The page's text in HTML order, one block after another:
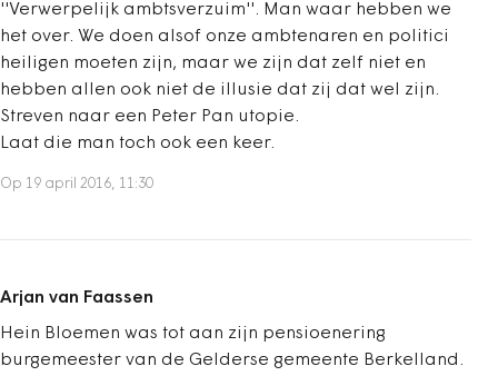
''Verwerpelijk ambtsverzuim''. Man waar hebben we
het over. We doen alsof onze ambtenaren en politici
heiligen moeten zijn, maar we zijn dat zelf niet en
hebben allen ook niet de illusie dat zij dat wel zijn.
Streven naar een Peter Pan utopie.
Laat die man toch ook een keer.
Op 19 april 2016, 11:30
Arjan van Faassen
Hein Bloemen was tot aan zijn pensioenering
burgemeester van de Gelderse gemeente Berkelland.